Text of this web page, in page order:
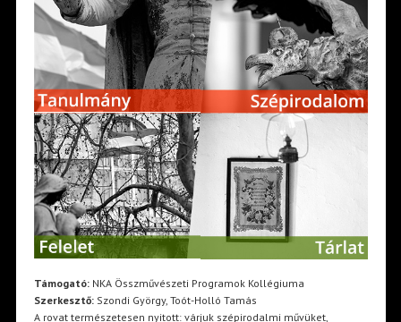
Támogató:NKA Összművészeti Programok Kollégiuma
Szerkesztő:Szondi György, Toót-Holló Tamás
A rovat természetesen nyitott: várjuk szépirodalmi művüket,